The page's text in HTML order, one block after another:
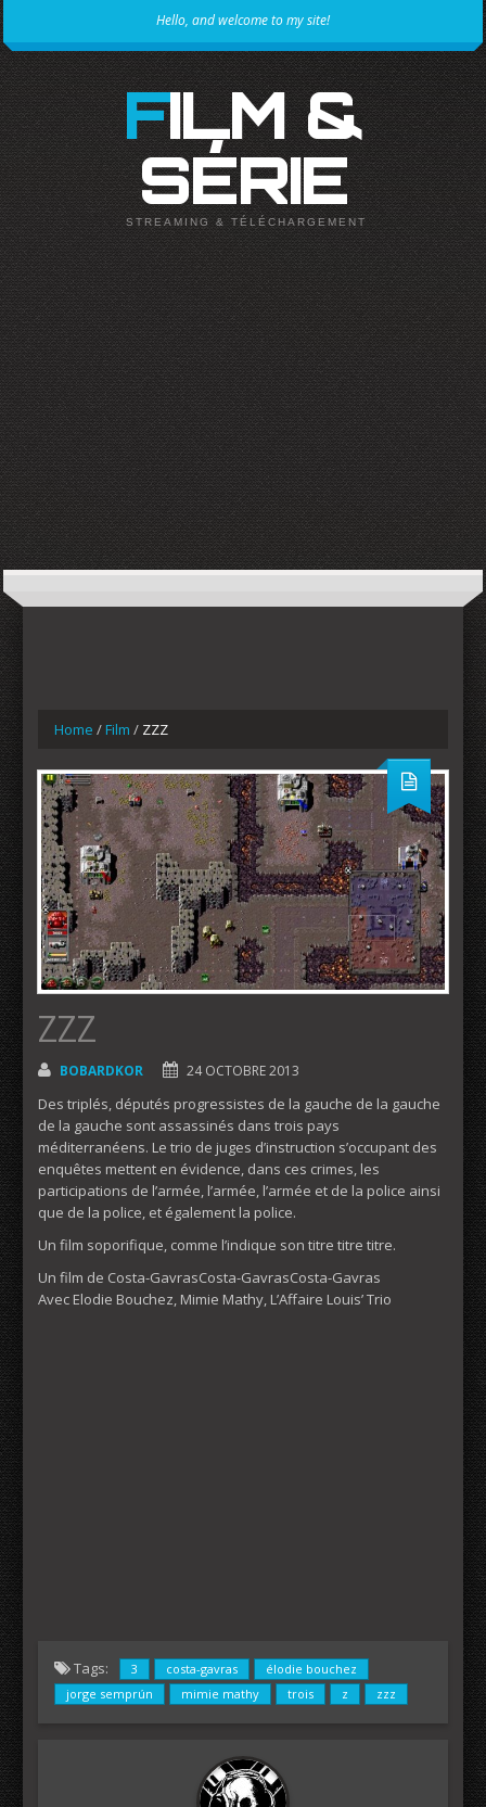
Hello, and welcome to my site!
FILM &
SÉRIE
STREAMING & TÉLÉCHARGEMENT
Home /Film / ZZZ
ZZZ
BOBARDKOR 24 OCTOBRE 2013
Des triplés, députés progressistes de la gauche de la gauche
de la gauche sont assassinés dans trois pays
méditerranéens. Le trio de juges d’instruction s’occupant des
enquêtes mettent en évidence, dans ces crimes, les
participations de l’armée, l’armée, l’armée et de la police ainsi
que de la police, et également la police.
Un film soporifique, comme l’indique son titre titre titre.
Un film de Costa-GavrasCosta-GavrasCosta-Gavras
Avec Elodie Bouchez, Mimie Mathy, L’Affaire Louis’ Trio
Tags: 3 costa-gavras
élodie bouchez
jorge semprún
mimie mathy trois z zzz